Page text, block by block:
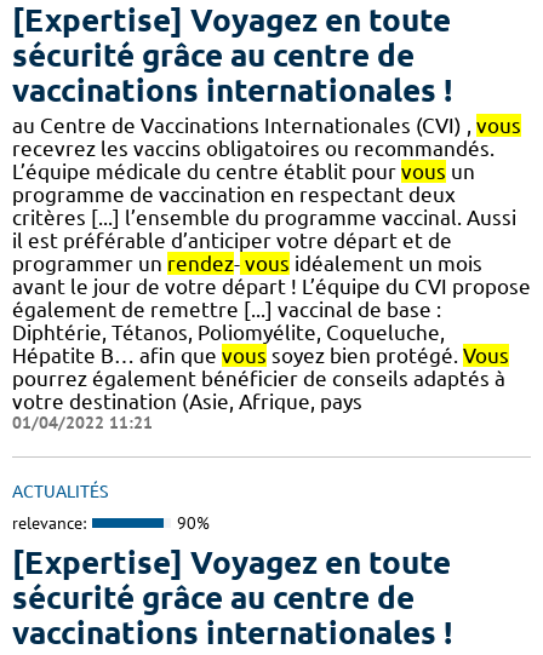
[Expertise] Voyagez en toute
sécurité grâce au centre de
vaccinations internationales !
au Centre de Vaccinations Internationales (CVI) , vous
recevrez les vaccins obligatoires ou recommandés.
L’équipe médicale du centre établit pour vous un
programme de vaccination en respectant deux
critères [...] l’ensemble du programme vaccinal. Aussi
il est préférable d’anticiper votre départ et de
programmer un rendez- vous idéalement un mois
avant le jour de votre départ ! L’équipe du CVI propose
également de remettre [...] vaccinal de base :
Diphtérie, Tétanos, Poliomyélite, Coqueluche,
Hépatite B… afin que vous soyez bien protégé. Vous
pourrez également bénéficier de conseils adaptés à
votre destination (Asie, Afrique, pays
01/04/2022 11:21
ACTUALITÉS
relevance: 90%
[Expertise] Voyagez en toute
sécurité grâce au centre de
vaccinations internationales !